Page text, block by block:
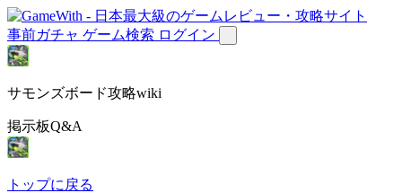
事前ガチャ ゲーム検索 ログイン
サモンズボード攻略wiki
掲示板Q&A
トップに戻る